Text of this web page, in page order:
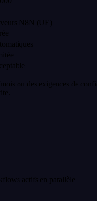
N8N (UE)
ou des exigences de
actifs en parallèle